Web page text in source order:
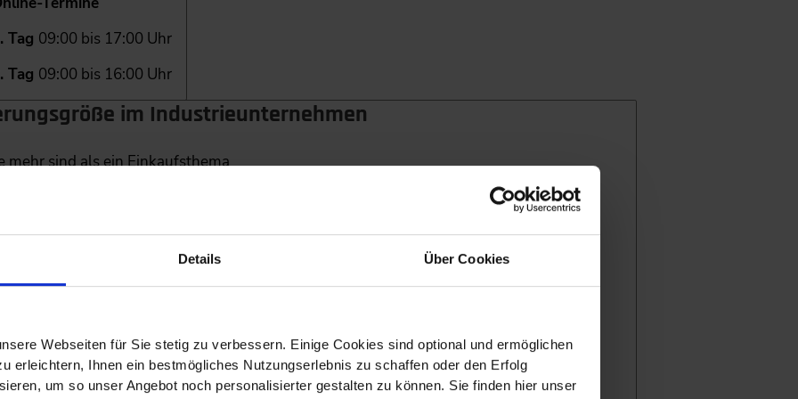
Details Über Cookies
Webseiten für Sie stetig zu verbessern. Einige Cookies sind optional und ermöglichen
erleichtern, Ihnen ein bestmögliches Nutzungserlebnis zu schaffen oder den Erfolg
um so unser Angebot noch personalisierter gestalten zu können. Sie finden hier unser
Tag 09:00 bis 17:00 Uhr
Tag 09:00 bis 16:00 Uhr
im Industrieunternehmen
mehr sind als ein Einkaufsthema
auf Kalkulation, Produktion und Wettbewerbsfähigkeit
regulierten Bestandteilen und internen Kostentreibern
Technik und Controlling
und Kostenlogik verstehen
Energiekosten
Spotmarktbezug und Mischmodellen